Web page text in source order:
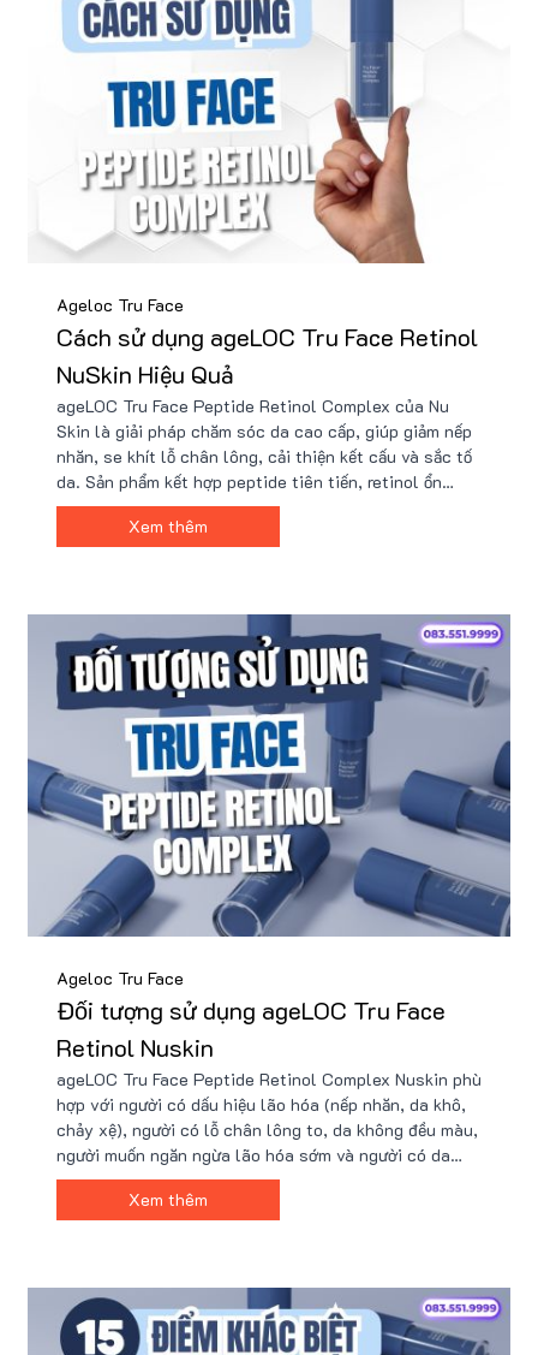
Ageloc Tru Face
Cách sử dụng ageLOC Tru Face Retinol
NuSkin Hiệu Quả
ageLOC Tru Face Peptide Retinol Complex của Nu
Skin là giải pháp chăm sóc da cao cấp, giúp giảm nếp
nhăn, se khít lỗ chân lông, cải thiện kết cấu và sắc tố
da. Sản phẩm kết hợp peptide tiên tiến, retinol ổn
định, và hỗn hợp Jojoba + 4TB, đảm bảo hiệu quả vượt
trội mà vẫn an toàn cho cả da nhạy cảm.
Xem thêm
Ageloc Tru Face
Đối tượng sử dụng ageLOC Tru Face
Retinol Nuskin
ageLOC Tru Face Peptide Retinol Complex Nuskin phù
hợp với người có dấu hiệu lão hóa (nếp nhăn, da khô,
chảy xệ), người có lỗ chân lông to, da không đều màu,
người muốn ngăn ngừa lão hóa sớm và người có da
nhạy cảm. Sản phẩm cũng thích hợp cho người bận rộn
cần giải pháp chăm sóc da hiệu quả, nhanh gọn.
Xem thêm